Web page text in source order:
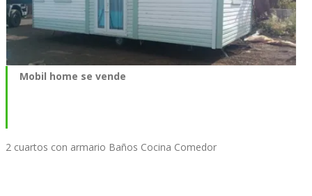
Mobil home se vende
2 cuartos con armario Baños Cocina Comedor